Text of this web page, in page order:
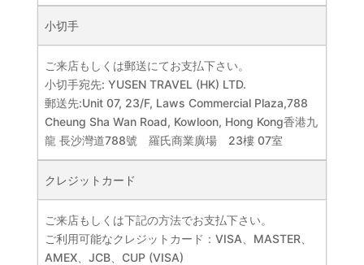
小切手
ご来店もしくは郵送にてお支払下さい。
小切手宛先: YUSEN TRAVEL (HK) LTD.
郵送先:Unit 07, 23/F, Laws Commercial Plaza,788
Cheung Sha Wan Road, Kowloon, Hong Kong香港九
龍 長沙灣道788號 羅氏商業廣場 23樓 07室
クレジットカード
ご来店もしくは下記の方法でお支払下さい。
ご利用可能なクレジットカード：VISA、MASTER、
AMEX、JCB、CUP (VISA)